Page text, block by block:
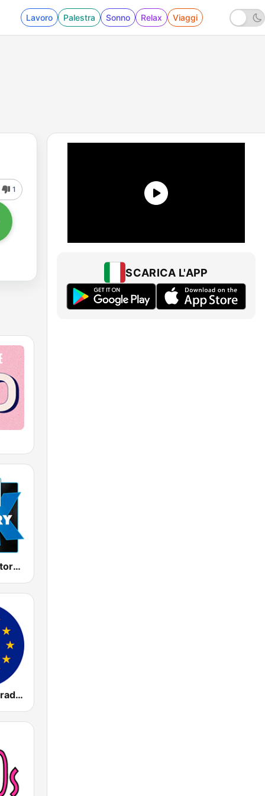
Lavoro Palestra Sonno Relax Viaggi
1
Kiss Kiss History Kiss
The Disco Paradise - Euro Disco
SCARICA L'APP